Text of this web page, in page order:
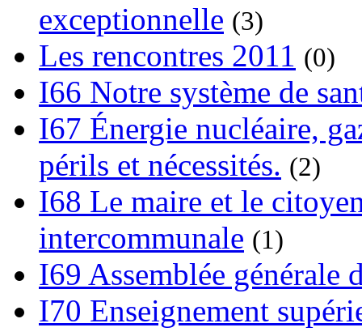
exceptionnelle (3)
Les rencontres 2011 (0)
I66 Notre système de
I67 Énergie nucléaire,
périls et nécessités. (2)
I68 Le maire et le
intercommunale (1)
I69 Assemblée générale
I70 Enseignement